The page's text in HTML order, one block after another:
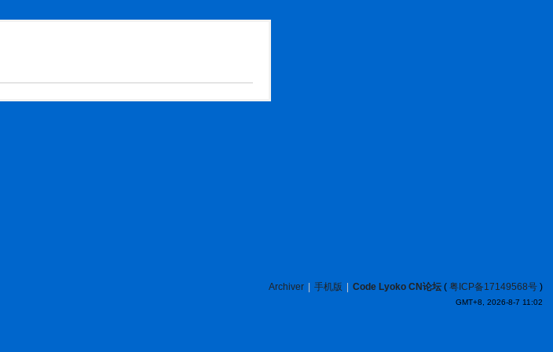
Archiver 手机版 Code Lyoko CN论坛( 粤ICP备17149568号)
GMT+8, 2026-8-7 11:02